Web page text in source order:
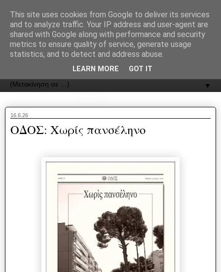
ΟΔΟΣ
▼
16.6.26
ΟΔΟΣ: Χωρίς πανσέληνο
This site uses cookies from Google to deliver its services
and to analyze traffic. Your IP address and user-agent are
shared with Google along with performance and security
metrics to ensure quality of service, generate usage
statistics, and to detect and address abuse.
LEARN MORE GOT IT